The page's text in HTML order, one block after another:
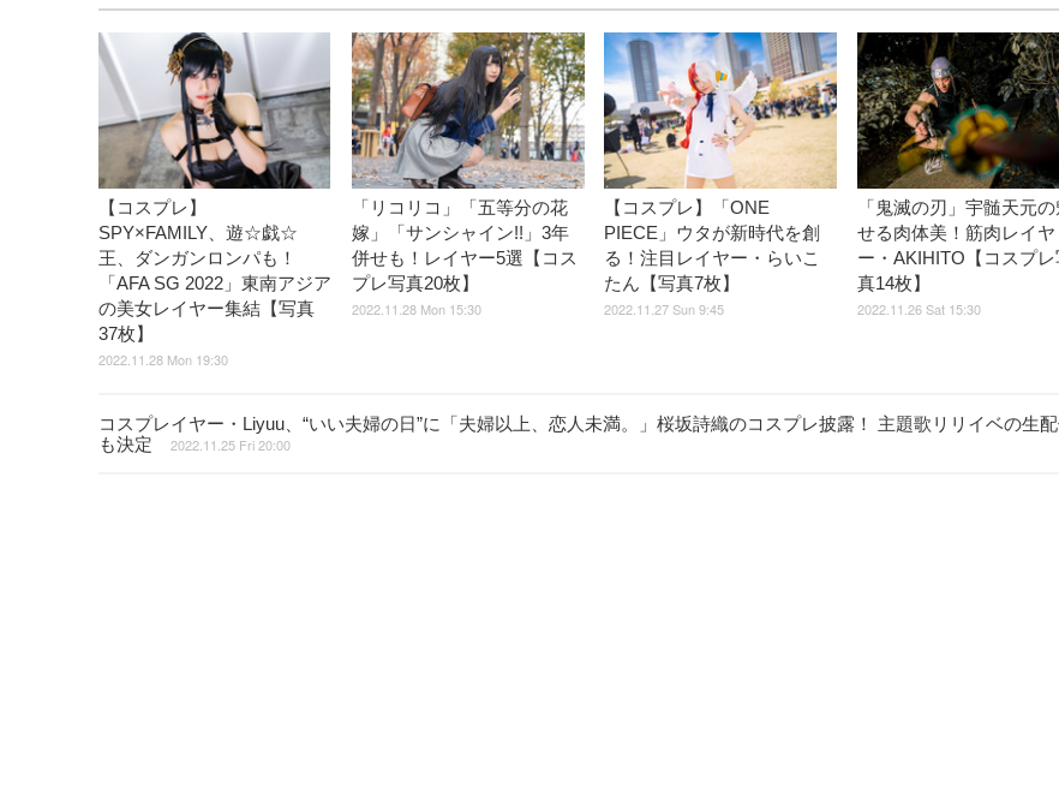
【コスプレ】
SPY×FAMILY、遊☆戯☆
王、ダンガンロンパも！
「AFA SG 2022」東南アジア
の美女レイヤー集結【写真
37枚】
2022.11.28 Mon 19:30
「リコリコ」「五等分の花
嫁」「サンシャイン!!」3年
併せも！レイヤー5選【コス
プレ写真20枚】
2022.11.28 Mon 15:30
【コスプレ】「ONE
PIECE」ウタが新時代を創
る！注目レイヤー・らいこ
たん【写真7枚】
2022.11.27 Sun 9:45
「鬼滅の刃」宇髄天元
せる肉体美！筋肉レイヤ
ー・AKIHITO【コスプレ
真14枚】
2022.11.26 Sat 15:30
コスプレイヤー・Liyuu、“いい夫婦の日”に「夫婦以上、恋人未満。」桜坂詩織のコスプレ披露！ 主題歌リリイベの生
も決定
2022.11.25 Fri 20:00